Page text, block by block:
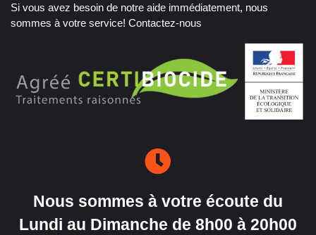
Si vous avez besoin de notre aide immédiatement, nous
sommes à votre service! Contactez-nous
Nous sommes à votre écoute du
Lundi au Dimanche de 8h00 à 20h00